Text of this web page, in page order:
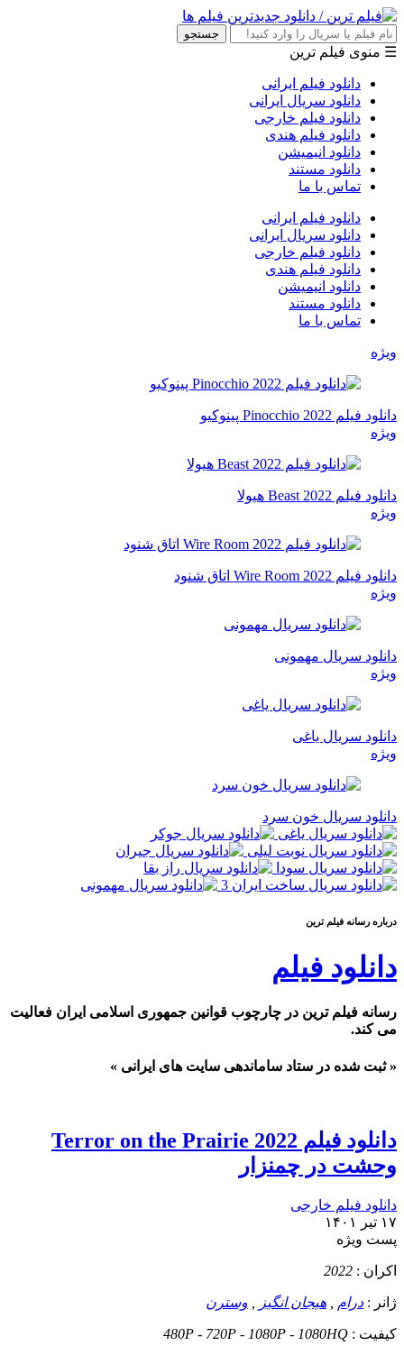
جستجو
☰ منوی فیلم ترین
دانلود فیلم ایرانی
دانلود سریال ایرانی
دانلود فیلم خارجی
دانلود فیلم هندی
دانلود انیمیشن
دانلود مستند
تماس با ما
دانلود فیلم ایرانی
دانلود سریال ایرانی
دانلود فیلم خارجی
دانلود فیلم هندی
دانلود انیمیشن
دانلود مستند
تماس با ما
ویژه
دانلود فیلم Pinocchio 2022 پینوکیو
ویژه
دانلود فیلم Beast 2022 هیولا
ویژه
دانلود فیلم Wire Room 2022 اتاق شنود
ویژه
دانلود سریال مهمونی
ویژه
دانلود سریال یاغی
ویژه
دانلود سریال خون سرد
درباره رسانه فيلم ترين
دانلود فیلم
رسانه فیلم ترین در چارچوب قوانین جمهوری اسلامی ایران فعالیت
می کند.
« ثبت شده در ستاد ساماندهی سایت های ایرانی »
دانلود فیلم Terror on the Prairie 2022
وحشت در چمنزار
دانلود فیلم خارجی
۱۷ تیر ۱۴۰۱
پست ويژه
اکران : 2022
ژانر : درام هیجان انگیز وسترن
کيفيت : 480P - 720P - 1080P - 1080HQ